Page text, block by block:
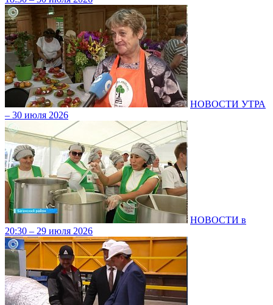
НОВОСТИ УТРА
– 30 июля 2026
НОВОСТИ в
20:30 – 29 июля 2026